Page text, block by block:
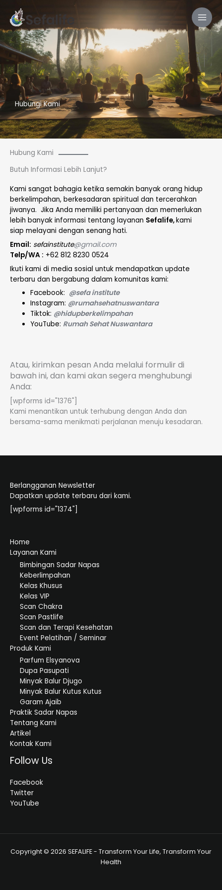
content
Hubungi Kami
Hubung Kami
Butuh Informasi Lebih Lanjut?
Kami sangat bahagia ketika semakin banyak orang hidup
berkelimpahan, berkesadaran spiritual dan tercerahkan
jiwanya. Jika Anda memiliki pertanyaan dan memerlukan
lebih banyak informasi tentang layanan Sefalife,kami
siap melayani dengan senang hati.
Email: sefainstitute@gmail.com
Telp/WA : +62 812 8230 0524
Ikuti kami di media sosial untuk mendapatkan update
terbaru dan bergabung dalam komunitas kami:
Facebook: @sefa institute
Instagram: @rumahsehatnuswantara
Tiktok: @hidupberkelimpahan
YouTube: Rumah Sehat Nuswantara
Atau, kirimkan pesan Anda melalui formulir di
bawah ini, dan kami akan segera menghubungi
Anda:
[wpforms id="1376"]
Kami menantikan untuk terhubung dengan Anda dan
bersama-sama menikmati perjalanan menuju kesadaran.
Berlangganan Newsletter
Dapatkan update terbaru dari kami.
[wpforms id="1374"]
Home
Layanan Kami
Bimbingan Sadar Napas
Keberlimpahan
Kelas Khusus
Kelas VIP
Scan Chakra
Scan Pastlife
Scan dan Terapi Kesehatan
Event Pelatihan / Seminar
Produk Kami
Parfum Elsyanova
Dupa Pasupati
Minyak Balur Djugo
Minyak Balur Kutus Kutus
Garam Ajaib
Praktik Sadar Napas
Tentang Kami
Artikel
Kontak Kami
Follow Us
Facebook
Twitter
YouTube
Copyright © 2026 SEFALIFE - Transform Your Life, Transform Your
Health